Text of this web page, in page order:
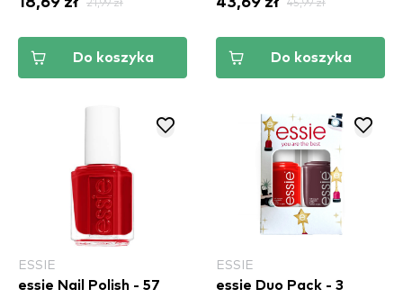
Do koszyka Do koszyka
ESSIE
essie Nail Polish - 57
ESSIE
essie Duo Pack - 3